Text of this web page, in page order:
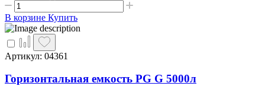
В корзине Купить
Артикул: 04361
Горизонтальная емкость PG G 5000л